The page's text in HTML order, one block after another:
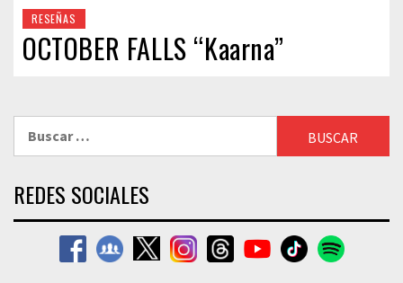
RESEÑAS
OCTOBER FALLS “Kaarna”
REDES SOCIALES